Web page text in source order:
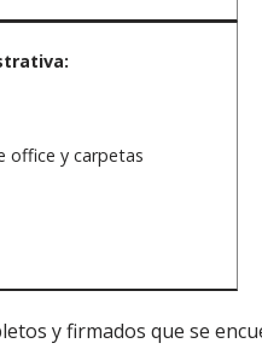
office y carpetas
y firmados que se